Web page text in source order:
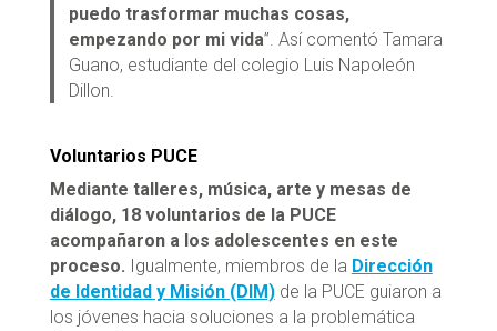
puedo trasformar muchas cosas,
empezando por mi vida”. Así comentó Tamara
Guano, estudiante del colegio Luis Napoleón
Dillon.
Voluntarios PUCE
Mediante talleres, música, arte y mesas de
diálogo, 18 voluntarios de la PUCE
acompañaron a los adolescentes en este
proceso. Igualmente, miembros de la Dirección
de Identidad y Misión (DIM)de la PUCE guiaron a
los jóvenes hacia soluciones a la problemática